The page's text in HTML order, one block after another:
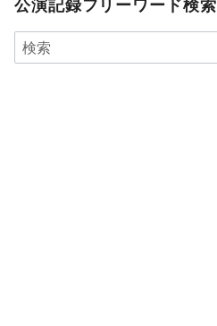
公演記録フリーワード検索